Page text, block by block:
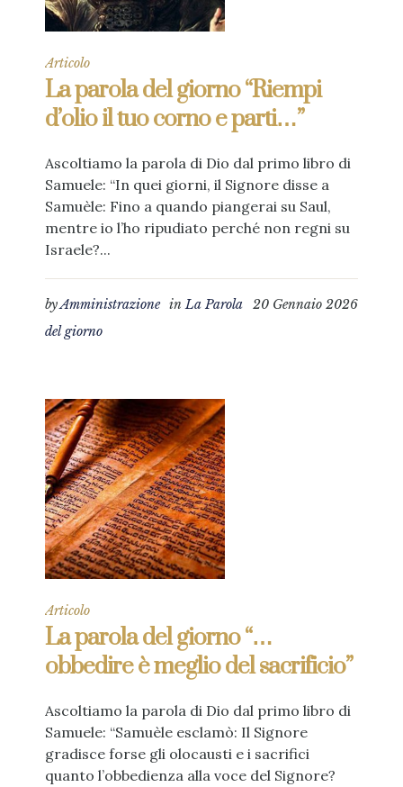
Articolo
La parola del giorno “Riempi
d’olio il tuo corno e parti…”
Ascoltiamo la parola di Dio dal primo libro di
Samuele: “In quei giorni, il Signore disse a
Samuèle: Fino a quando piangerai su Saul,
mentre io l’ho ripudiato perché non regni su
Israele?...
20 Gennaio 2026
byAmministrazione inLa Parola
del giorno
Articolo
La parola del giorno “…
obbedire è meglio del sacrificio”
Ascoltiamo la parola di Dio dal primo libro di
Samuele: “Samuèle esclamò: Il Signore
gradisce forse gli olocausti e i sacrifici
quanto l’obbedienza alla voce del Signore?